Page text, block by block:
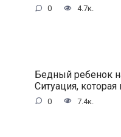
0 4.7к.
Бедный ребенок
Ситуация,
0 7.4к.